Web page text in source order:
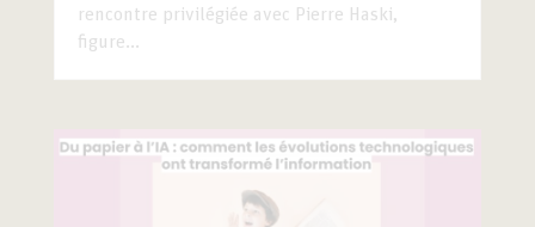
rencontre privilégiée avec Pierre Haski,
figure...